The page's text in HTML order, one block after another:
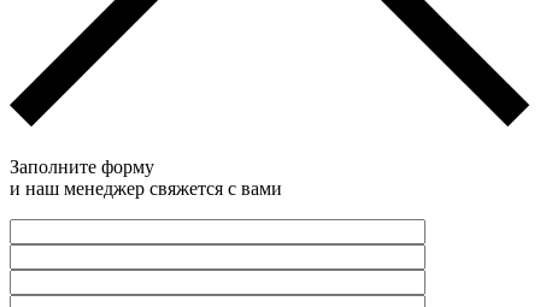
Заполните форму
и наш менеджер свяжется с вами